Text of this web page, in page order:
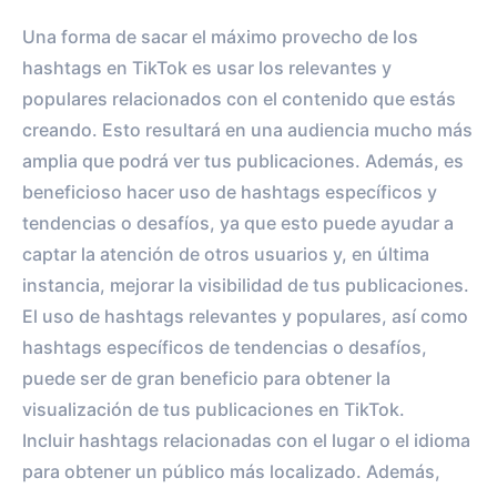
Una forma de sacar el máximo provecho de los
hashtags en TikTok es usar los relevantes y
populares relacionados con el contenido que estás
creando. Esto resultará en una audiencia mucho más
amplia que podrá ver tus publicaciones. Además, es
beneficioso hacer uso de hashtags específicos y
tendencias o desafíos, ya que esto puede ayudar a
captar la atención de otros usuarios y, en última
instancia, mejorar la visibilidad de tus publicaciones.
El uso de hashtags relevantes y populares, así como
hashtags específicos de tendencias o desafíos,
puede ser de gran beneficio para obtener la
visualización de tus publicaciones en TikTok.
Incluir hashtags relacionadas con el lugar o el idioma
para obtener un público más localizado. Además,